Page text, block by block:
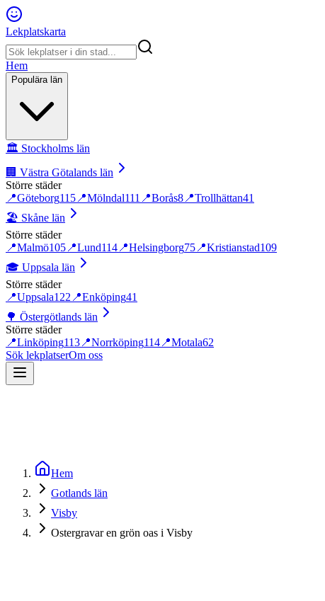
Lekplatskarta
Hem
Populära län
🏛️ Stockholms län
🏢 Västra Götalands län
Större städer
📍Göteborg115 📍Mölndal111 📍Borås8 📍Trollhättan41
🏖️ Skåne län
Större städer
📍Malmö105 📍Lund114 📍Helsingborg75 📍Kristianstad109
🎓 Uppsala län
Större städer
📍Uppsala122 📍Enköping41
🌳 Östergötlands län
Större städer
📍Linköping113 📍Norrköping114 📍Motala62
Sök lekplatserOm oss
Hem
Gotlands län
Visby
Ostergravar en grön oas i Visby